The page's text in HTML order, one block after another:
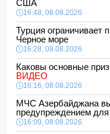
США
16:48, 08.08.2026
Турция ограничивает
Черное море
16:28, 08.08.2026
Каковы основные
ВИДЕО
16:16, 08.08.2026
МЧС Азербайджана
предупреждением
16:00, 08.08.2026